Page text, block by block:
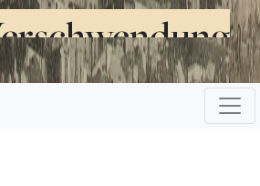
eignen